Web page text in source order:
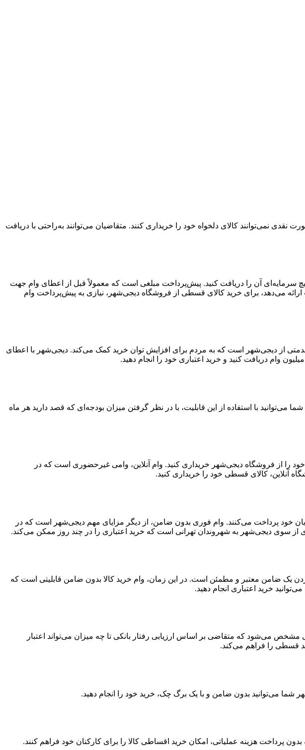
نمی‌توانند کالای دلخواه خود را خریداری کنند. متقاضیان می‌توانند به‌راحتی با دریافت
هیچ سرمایه‌ای آن را دریافت کنید. پیش‌پرداخت مبلغی است که معمولاً قبل از اعطای وام جهت
می‌دهد، برای خرید کالای قسطی از فروشگاه دیجی‌شهر، نیازی به پیش‌پرداخت وام
بالاترین سقف وام در بین رقباست. سقف خرید قسطی ۳۰۰ میلیون تومانی خدمتی از دیجی‌شهر است که به مردم برای افزایش توان خرید کمک می‌کند. دیجی‌شهر با اعطای
دارند. شما می‌توانید با استفاده از این قابلیت، با در نظر گرفتن میزان بودجه‌ای که قصد دارید هر ماه
را از فروشگاه دیجی‌شهر خریداری کنید. وام آنلاین، وامی غیرحضوری است که در
آنلاین، کالای قسطی خود را خریداری کنید.
خود پرداخت می‌کنند. وام فوری بدون ضامن، از دیگر مزایای مهم دیجی‌شهر است که در
سوی دیجی‌شهر به شهروندان تهرانی است که خرید اعتباری را در چند روز ممکن می‌کند.
یک ضامن معتبر و مطمئن است. در این زمان، وام خرید کالا بدون ضامن قابلیتی است که
خرید اعتباری انجام دهید.
می‌شود که متقاضی بر اساس ارزیابی رفتار بانکی تا چه میزان می‌تواند اعتبار
قسطی را فراهم می‌کند.
شما می‌توانید بدون ضامن و با یک برگ چک، خرید خود را انجام دهید.
بدون پرداخت هزینه عملیاتی، امکان خرید اقساطی کالا را برای کارکنان خود فراهم کنند.